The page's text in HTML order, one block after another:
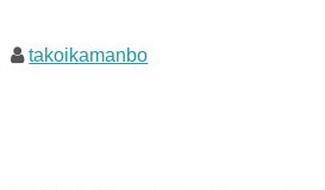
takoikamanbo